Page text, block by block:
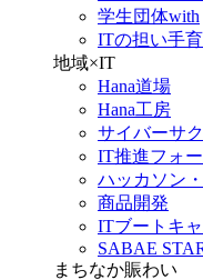
学生団体with
ITの担い手
地域×IT
Hana道場
Hana工房
サイバーサ
IT推進フォ
ハッカソン
商品開発
ITブートキ
SABAE
まちなか賑わい